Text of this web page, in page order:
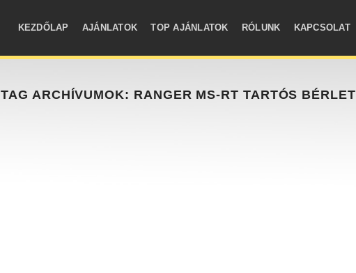
KEZDŐLAP AJÁNLATOK TOP AJÁNLATOK RÓLUNK KAPCSOLAT
TAG ARCHÍVUMOK: RANGER MS-RT TARTÓS BÉRLET